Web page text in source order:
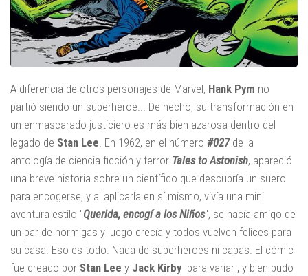
A diferencia de otros personajes de Marvel, Hank Pym no
partió siendo un superhéroe... De hecho, su transformación en
un enmascarado justiciero es más bien azarosa dentro del
legado de Stan Lee. En 1962, en el número #027de la
antología de ciencia ficción y terror Tales to Astonish, apareció
una breve historia sobre un científico que descubría un suero
para encogerse, y al aplicarla en sí mismo, vivía una mini
aventura estilo "Querida, encogí a los Niños", se hacía amigo de
un par de hormigas y luego crecía y todos vuelven felices para
su casa. Eso es todo. Nada de superhéroes ni capas. El cómic
fue creado por Stan Lee y Jack Kirby -para variar-, y bien pudo